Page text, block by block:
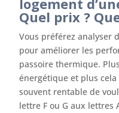
logement
Quel prix ?
Vous préférez analyser
pour améliorer les
passoire thermique.
énergétique et plus cela
souvent rentable de
lettre F ou G aux lettres